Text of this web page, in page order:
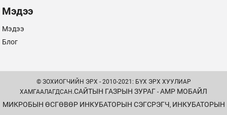
Мэдээ
Мэдээ
Блог
© ЗОХИОГЧИЙН ЭРХ - 2010-2021: БҮХ ЭРХ ХУУЛИАР
ХАМГААЛАГДСАН.САЙТЫН ГАЗРЫН ЗУРАГ - AMP МОБАЙЛ
МИКРОБЫН ӨСГӨВӨР ИНКУБАТОРЫН СЭГСРЭГЧ, ИНКУБАТОРЫН